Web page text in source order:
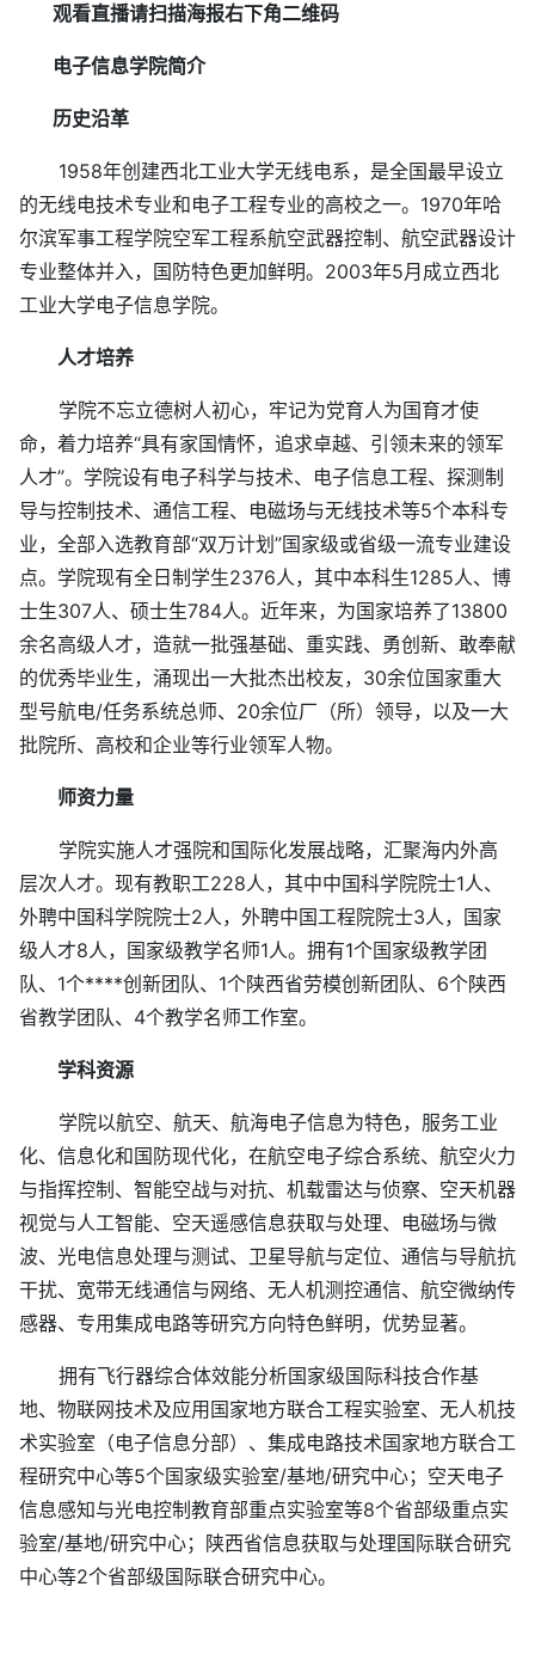
观看直播请扫描海报右下角二维码
电子信息学院简介
历史沿革
1958年创建西北工业大学无线电系，是全国最早设立
的无线电技术专业和电子工程专业的高校之一。1970年哈
尔滨军事工程学院空军工程系航空武器控制、航空武器设计
专业整体并入，国防特色更加鲜明。2003年5月成立西北
工业大学电子信息学院。
人才培养
学院不忘立德树人初心，牢记为党育人为国育才使
命，着力培养“具有家国情怀，追求卓越、引领未来的领军
人才”。学院设有电子科学与技术、电子信息工程、探测制
导与控制技术、通信工程、电磁场与无线技术等5个本科专
业，全部入选教育部“双万计划”国家级或省级一流专业建设
点。学院现有全日制学生2376人，其中本科生1285人、博
士生307人、硕士生784人。近年来，为国家培养了13800
余名高级人才，造就一批强基础、重实践、勇创新、敢奉献
的优秀毕业生，涌现出一大批杰出校友，30余位国家重大
型号航电/任务系统总师、20余位厂（所）领导，以及一大
批院所、高校和企业等行业领军人物。
师资力量
学院实施人才强院和国际化发展战略，汇聚海内外高
层次人才。现有教职工228人，其中中国科学院院士1人、
外聘中国科学院院士2人，外聘中国工程院院士3人，国家
级人才8人，国家级教学名师1人。拥有1个国家级教学团
队、1个****创新团队、1个陕西省劳模创新团队、6个陕西
省教学团队、4个教学名师工作室。
学科资源
学院以航空、航天、航海电子信息为特色，服务工业
化、信息化和国防现代化，在航空电子综合系统、航空火力
与指挥控制、智能空战与对抗、机载雷达与侦察、空天机器
视觉与人工智能、空天遥感信息获取与处理、电磁场与微
波、光电信息处理与测试、卫星导航与定位、通信与导航抗
干扰、宽带无线通信与网络、无人机测控通信、航空微纳传
感器、专用集成电路等研究方向特色鲜明，优势显著。
拥有飞行器综合体效能分析国家级国际科技合作基
地、物联网技术及应用国家地方联合工程实验室、无人机技
术实验室（电子信息分部）、集成电路技术国家地方联合工
程研究中心等5个国家级实验室/基地/研究中心；空天电子
信息感知与光电控制教育部重点实验室等8个省部级重点实
验室/基地/研究中心；陕西省信息获取与处理国际联合研究
中心等2个省部级国际联合研究中心。